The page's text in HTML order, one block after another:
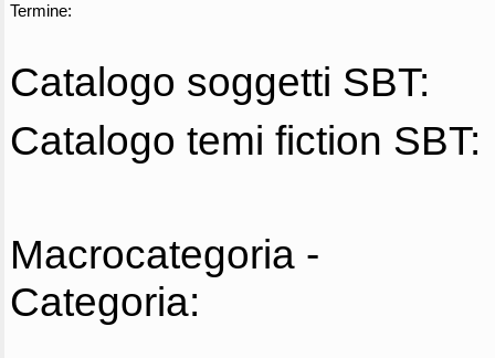
Termine:
Catalogo soggetti SBT:
Catalogo temi fiction SBT:
Macrocategoria -
Categoria: